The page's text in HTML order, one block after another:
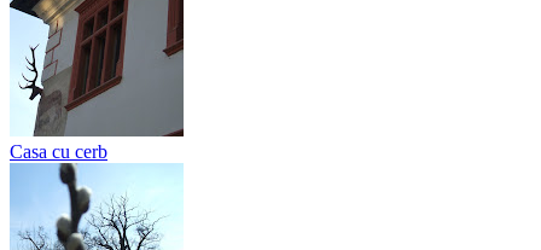
Casa cu cerb